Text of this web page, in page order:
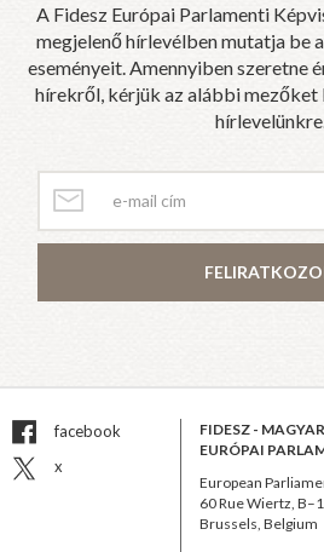
A Fidesz Európai Parlamenti
megjelenő hírlevélben mutatja be
eseményeit. Amennyiben szeretne
hírekről, kérjük az alábbi
hírlevelünkre.
facebook
x
FIDESZ -
EURÓPAI
European
60 Rue Wiertz,
Brussels, Belgium